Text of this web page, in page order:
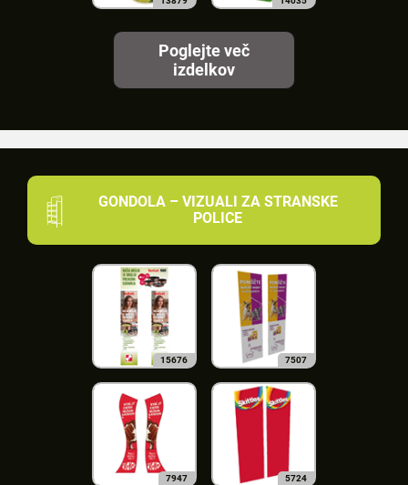
Poglejte več
izdelkov
GONDOLA – VIZUALI ZA STRANSKE
POLICE
15676 7507
7947 5724